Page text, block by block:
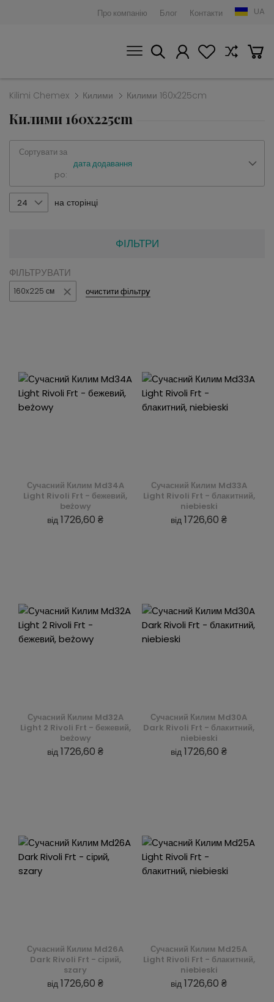
Про компанію Блог Контакти UA
Kilimi Chemex Килими Килими 160x225cm
Килими 160x225cm
Сортувати за
po:
дата додавання
24 на сторінці
ФІЛЬТРИ
ФІЛЬТРУВАТИ
160x225 см очистити фільтрy
Сучасний Килим Md34A
Light Rivoli Frt - бежевий,
beżowy
від 1726,60 ₴
Сучасний Килим Md33A
Light Rivoli Frt - блакитний,
niebieski
від 1726,60 ₴
Сучасний Килим Md32A
Light 2 Rivoli Frt - бежевий,
beżowy
від 1726,60 ₴
Сучасний Килим Md30A
Dark Rivoli Frt - блакитний,
niebieski
від 1726,60 ₴
Сучасний Килим Md26A
Dark Rivoli Frt - сірий,
szary
від 1726,60 ₴
Сучасний Килим Md25A
Light Rivoli Frt - блакитний,
niebieski
від 1726,60 ₴